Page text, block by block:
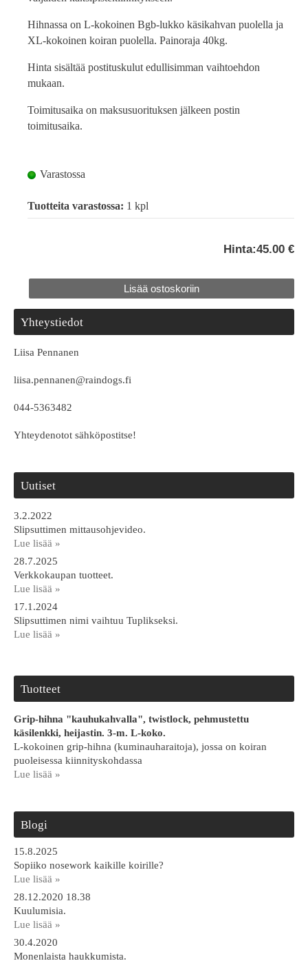
Hihnassa on L-kokoinen Bgb-lukko käsikahvan puolella ja
XL-kokoinen koiran puolella. Painoraja 40kg.
Hinta sisältää postituskulut edullisimman vaihtoehdon
mukaan.
Toimitusaika on maksusuorituksen jälkeen postin
toimitusaika.
Varastossa
Tuotteita varastossa: 1 kpl
Hinta:45.00 €
Yhteystiedot
Liisa Pennanen
liisa.pennanen@raindogs.fi
044-5363482
Yhteydenotot sähköpostitse!
Uutiset
3.2.2022
Slipsuttimen mittausohjevideo.
Lue lisää »
28.7.2025
Verkkokaupan tuotteet.
Lue lisää »
17.1.2024
Slipsuttimen nimi vaihtuu Tuplikseksi.
Lue lisää »
Tuotteet
Grip-hihna "kauhukahvalla", twistlock, pehmustettu
käsilenkki, heijastin. 3-m. L-koko.
L-kokoinen grip-hihna (kuminauharaitoja), jossa on koiran
puoleisessa kiinnityskohdassa
Lue lisää »
Blogi
15.8.2025
Sopiiko nosework kaikille koirille?
Lue lisää »
28.12.2020 18.38
Kuulumisia.
Lue lisää »
30.4.2020
Monenlaista haukkumista.